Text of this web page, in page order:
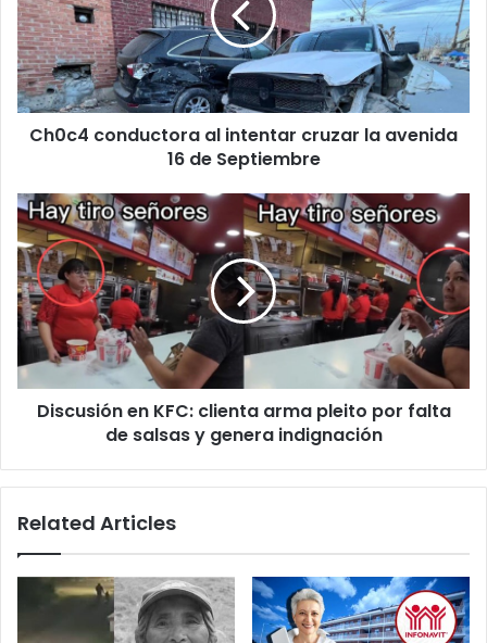
cruzar
la
avenida
16
de
Septiembre
Ch0c4 conductora al intentar cruzar la avenida
16 de Septiembre
Discusión
en
KFC:
clienta
arma
pleito
por
falta
de
salsas
Discusión en KFC: clienta arma pleito por falta
de salsas y genera indignación
Related Articles